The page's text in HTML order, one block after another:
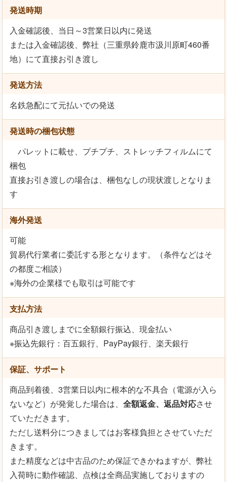
発送時期
入金確認後、当日～3営業日以内に発送
または入金確認後、弊社（三重県鈴鹿市汲川原町460番
地）にて直接お引き渡し
発送方法
名鉄急配にて元払いでの発送
発送時の梱包状態
パレットに載せ、プチプチ、ストレッチフィルムにて
梱包
直接お引き渡しの場合は、梱包なしの現状渡しとなりま
す
海外発送
可能
貿易代行業者に委託する形となります。（条件などはそ
の都度ご相談）
※海外の企業様でも取引は可能です
支払方法
商品引き渡しまでに全額銀行振込、現金払い
※振込先銀行：百五銀行、PayPay銀行、楽天銀行
保証、サポート
商品到着後、3営業日以内に根本的な不具合（電源が入ら
ないなど）が発覚した場合は、 全額返金、返品対応させ
ていただきます。
ただし送料分につきましてはお客様負担とさせていただ
きます。
また精度などは中古品のため保証できかねますが、弊社
入荷時に動作確認、点検は全商品実施しておりますの